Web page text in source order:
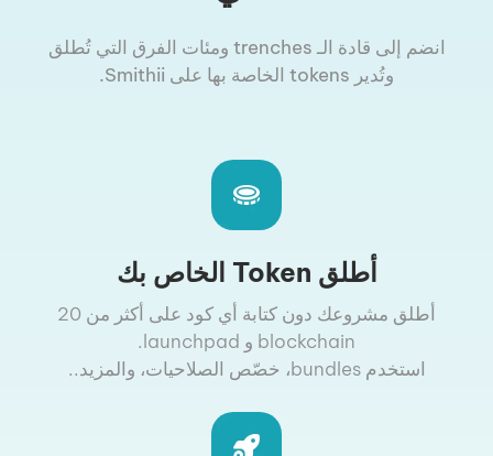
انضم إلى قادة الـ trenches ومئات الفرق التي تُطلق
وتُدير tokens الخاصة بها على Smithii.
أطلق Token الخاص بك
أطلق مشروعك دون كتابة أي كود على أكثر من 20
blockchain و launchpad.
استخدم bundles، خصّص الصلاحيات، والمزيد..